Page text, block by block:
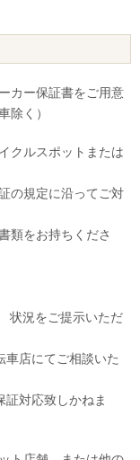
カー保証書をご用意
除く）
クルスポットまたは
の規定に沿ってご対
類をお持ちくださ
状況をご提示いただ
店にてご相談いた
対応致しかねま